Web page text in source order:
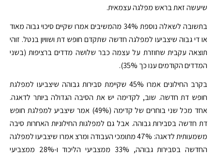
שיעשה זאת בראש מפלגה עצמאית.
בתשובה לשאלה נוספת 34% מהמשיבים אמרו שקיים סיכוי גבוה מאוד
או די גבוה שיצביעו למפלגה חדשה שתקדם חופש דת ושוויון בנטל. זוהי
תוצאה עקבית שחוזרת על עצמה כבר שלושה מדדים ברציפות (בשני
המדדים הקודמים ענו כך 35%).
בקרב החילונים אמרו 45% שקיימת סבירות גבוהה שיצביעו למפלגת
חופש דת חדשה. שוב, לקדימה יש את הסיבה הגדולה ביותר לדאגה.
אחד מכל שני בוחרים של קדימה (49%) אמר שיצביע למפלגת חופש
דת חדשה בסבירות גבוהה. אבל גם למפלגות החילוניות האחרות סיבה
משמעותית לדאגה: 47% מתומכי העבודה ומרצ אמרו שיצביעו למפלגה
החדשה בסבירות גבוהה, 33% ממצביעי הליכוד ו-28% ממצביעי